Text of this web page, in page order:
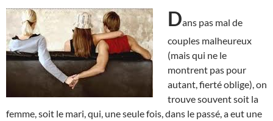
Dans pas mal de
couples malheureux
(mais qui ne le
montrent pas pour
autant, fierté oblige), on
trouve souvent soit la
femme, soit le mari, qui, une seule fois, dans le passé, a eut une